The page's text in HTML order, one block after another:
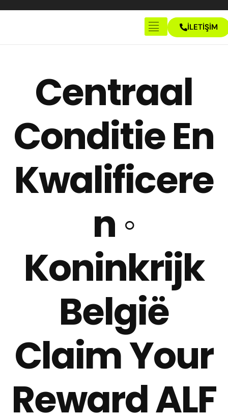
İLETİŞİM
Centraal
Conditie En
Kwalificere
n ◦
Koninkrijk
België
Claim Your
Reward ALF